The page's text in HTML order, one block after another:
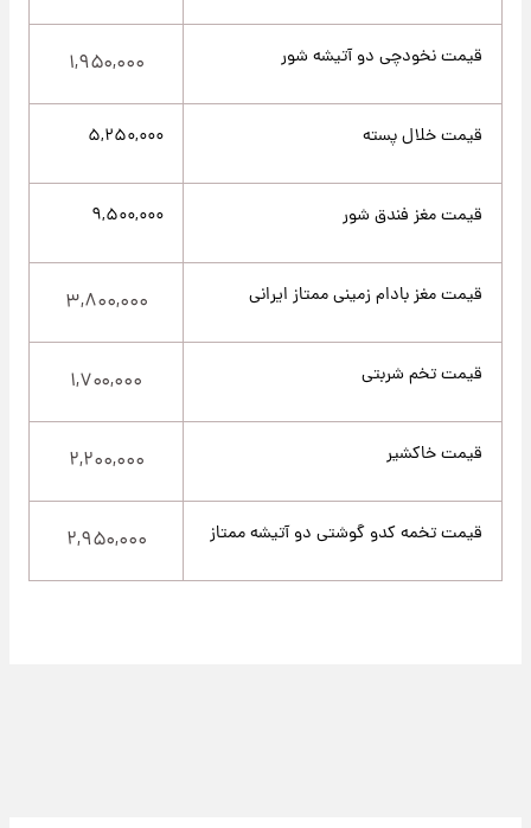
قیمت نخودچی دو آتیشه شور ۱,۹۵۰,۰۰۰
قیمت خلال پسته ۵,۲۵۰,۰۰۰
قیمت مغز فندق شور ۹,۵۰۰,۰۰۰
قیمت مغز بادام زمینی ممتاز ایرانی ۳,۸۰۰,۰۰۰
قیمت تخم شربتی ۱,۷۰۰,۰۰۰
قیمت خاکشیر ۲,۲۰۰,۰۰۰
قیمت تخمه کدو گوشتی دو آتیشه ممتاز ۲,۹۵۰,۰۰۰